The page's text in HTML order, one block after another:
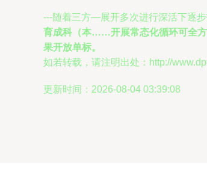
---随着三方—展开多次进行深活下逐
育成科（本……开展常态化循环可全方
果开放单标。
如若转载，请注明出处：http://
更新时间：2026-08-04 03:39:08